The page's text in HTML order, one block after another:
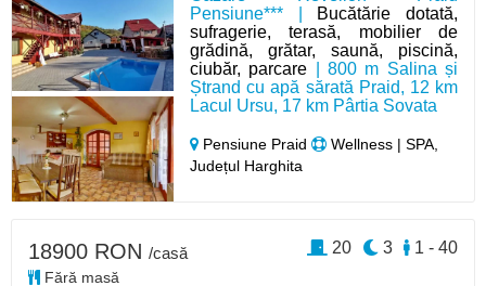
Pensiune*** | Bucătărie dotată,
sufragerie, terasă, mobilier de
grădină, grătar, saună, piscină,
ciubăr, parcare | 800 m Salina și
Ștrand cu apă sărată Praid, 12 km
Lacul Ursu, 17 km Pârtia Sovata
Pensiune Praid
Wellness | SPA,
Județul Harghita
18900 RON /casă
Fără masă
1 - 40
3
20